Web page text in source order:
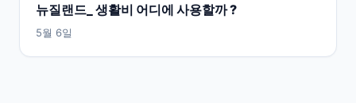
뉴질랜드_ 생활비 어디에 사용할까 ?
5월 6일